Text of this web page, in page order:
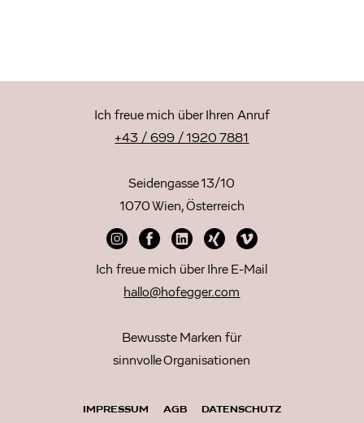
Ich freue mich über Ihren Anruf
+43 / 699 / 1920 7881
Seidengasse 13/10
1070 Wien, Österreich
Ich freue mich über Ihre E-Mail
hallo@hofegger.com
Bewusste Marken für
sinnvolle Organisationen
IMPRESSUM AGB DATENSCHUTZ